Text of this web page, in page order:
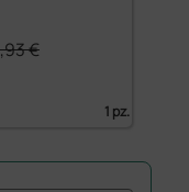
€
1 pz.